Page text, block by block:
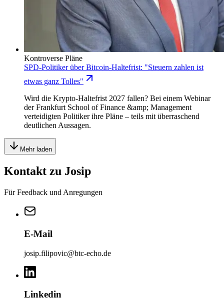
Kontroverse Pläne
SPD-Politiker über Bitcoin-Haltefrist: "Steuern zahlen ist
etwas ganz Tolles"
Wird die Krypto-Haltefrist 2027 fallen? Bei einem Webinar
der Frankfurt School of Finance &amp; Management
verteidigten Politiker ihre Pläne – teils mit überraschend
deutlichen Aussagen.
Mehr laden
Kontakt zu Josip
Für Feedback und Anregungen
E-Mail
josip.filipovic@btc-echo.de
Linkedin